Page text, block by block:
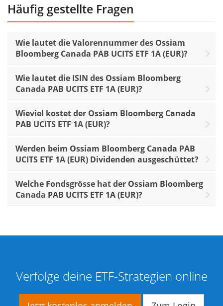
Häufig gestellte Fragen
Wie lautet die Valorennummer des Ossiam
Bloomberg Canada PAB UCITS ETF 1A (EUR)?
Wie lautet die ISIN des Ossiam Bloomberg
Canada PAB UCITS ETF 1A (EUR)?
Wieviel kostet der Ossiam Bloomberg Canada
PAB UCITS ETF 1A (EUR)?
Werden beim Ossiam Bloomberg Canada PAB
UCITS ETF 1A (EUR) Dividenden ausgeschüttet?
Welche Fondsgrösse hat der Ossiam Bloomberg
Canada PAB UCITS ETF 1A (EUR)?
Verfolge deine ETF-Strategien online